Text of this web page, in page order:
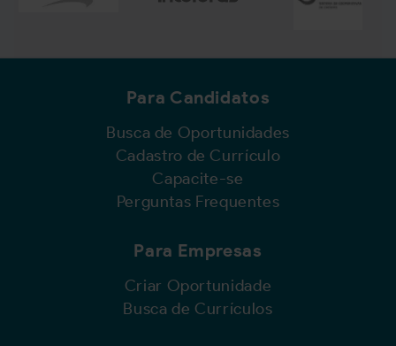
Para Candidatos
Busca de Oportunidades
Cadastro de Currículo
Capacite-se
Perguntas Frequentes
Para Empresas
Criar Oportunidade
Busca de Currículos